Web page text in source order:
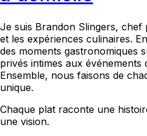
Je suis Brandon Slingers, chef
et les expériences culinaires.
des moments gastronomiques
privés intimes aux événements
Ensemble, nous faisons de
unique.
Chaque plat raconte une
une vision.